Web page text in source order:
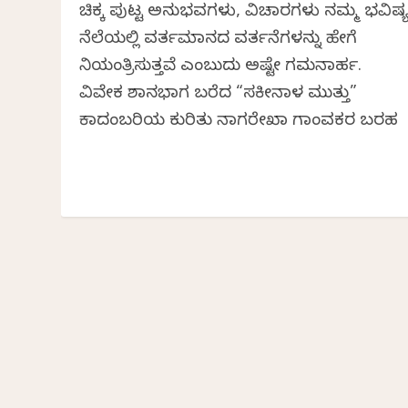
ಚಿಕ್ಕ ಪುಟ್ಟ ಅನುಭವಗಳು, ವಿಚಾರಗಳು ನಮ್ಮ
ನೆಲೆಯಲ್ಲಿ ವರ್ತಮಾನದ ವರ್ತನೆಗಳನ್ನು ಹೇಗೆ
ನಿಯಂತ್ರಿಸುತ್ತವೆ ಎಂಬುದು ಅಷ್ಟೇ ಗಮನಾರ್ಹ.
ವಿವೇಕ ಶಾನಭಾಗ ಬರೆದ “ಸಕೀನಾಳ ಮುತ್ತು”
ಕಾದಂಬರಿಯ ಕುರಿತು ನಾಗರೇಖಾ ಗಾಂವಕರ ಬರಹ